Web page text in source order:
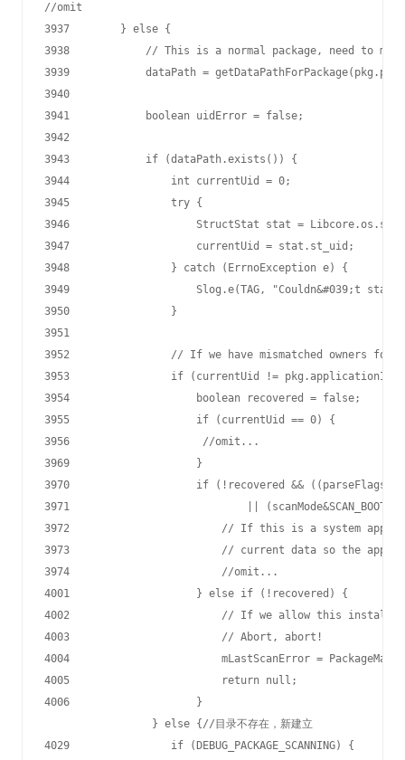
//omit
3937        } else {
3938            // This is a normal package, need to
3939            dataPath =
3940
3941            boolean uidError = false;
3942
3943            if (dataPath.exists()) {
3944                int currentUid = 0;
3945                try {
3946                    StructStat stat =
3947                    currentUid = stat.st_uid;
3948                } catch (ErrnoException e) {
3949                    Slog.e(TAG, "Couldn&#039;t stat
3950                }
3951
3952                // If we have mismatched owners for
3953                if (currentUid !=
3954                    boolean recovered = false;
3955                    if (currentUid == 0) {
3956                     //omit...
3969                    }
3970                    if (!recovered &&
3971                            ||
3972                        // If this is a system app,
3973                        // current data so the
3974                        //omit...
4001                    } else if (!recovered) {
4002                        // If we allow this install to
4003                        // Abort, abort!
4004                        mLastScanError =
4005                        return null;
4006                    }
                 } else {//目录不存在，新建立
4029                if (DEBUG_PACKAGE_SCANNING) {